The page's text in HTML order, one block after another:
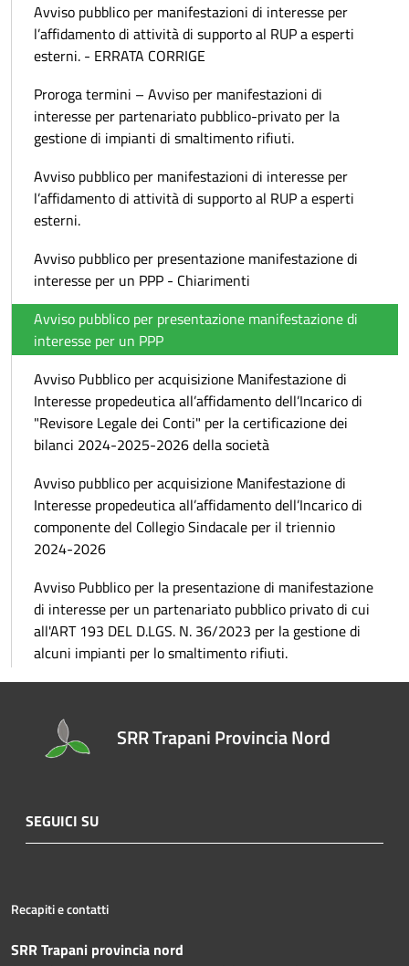
Avviso pubblico per manifestazioni di interesse per
l’affidamento di attività di supporto al RUP a esperti
esterni. - ERRATA CORRIGE
Proroga termini – Avviso per manifestazioni di
interesse per partenariato pubblico-privato per la
gestione di impianti di smaltimento rifiuti.
Avviso pubblico per manifestazioni di interesse per
l’affidamento di attività di supporto al RUP a esperti
esterni.
Avviso pubblico per presentazione manifestazione di
interesse per un PPP - Chiarimenti
Avviso pubblico per presentazione manifestazione di
interesse per un PPP
Avviso Pubblico per acquisizione Manifestazione di
Interesse propedeutica all’affidamento dell’Incarico di
"Revisore Legale dei Conti" per la certificazione dei
bilanci 2024-2025-2026 della società
Avviso pubblico per acquisizione Manifestazione di
Interesse propedeutica all’affidamento dell’Incarico di
componente del Collegio Sindacale per il triennio
2024-2026
Avviso Pubblico per la presentazione di manifestazione
di interesse per un partenariato pubblico privato di cui
all'ART 193 DEL D.LGS. N. 36/2023 per la gestione di
alcuni impianti per lo smaltimento rifiuti.
SRR Trapani Provincia Nord
SEGUICI SU
Recapiti e contatti
SRR Trapani provincia nord